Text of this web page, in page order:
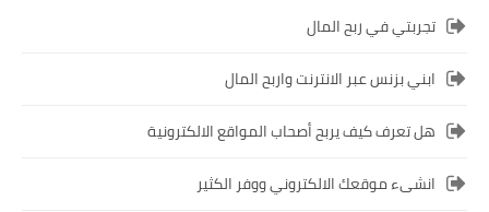
تجربتي في ربح المال
ابني بزنس عبر الانترنت واربح المال
هل تعرف كيف يربح أصحاب المواقع الالكترونية
انشىء موقعك الالكتروني ووفر الكثير